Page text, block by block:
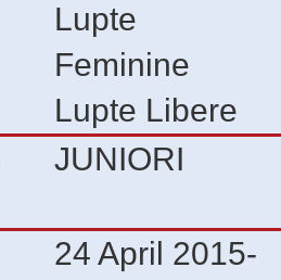
Lupte
Feminine
Lupte Libere
JUNIORI
24 April 2015-